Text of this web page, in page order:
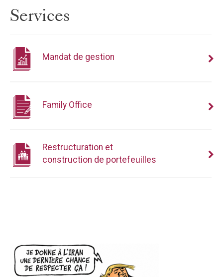
Services
Mandat de gestion
Family Office
Restructuration et
construction de portefeuilles